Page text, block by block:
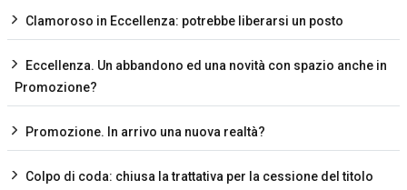
Clamoroso in Eccellenza: potrebbe liberarsi un posto
Eccellenza. Un abbandono ed una novità con spazio anche in
Promozione?
Promozione. In arrivo una nuova realtà?
Colpo di coda: chiusa la trattativa per la cessione del titolo